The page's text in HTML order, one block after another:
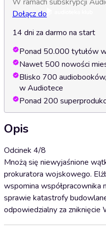
Dołącz do
14 dni za darmo na start
Ponad 50.000 tytułów
Nawet 500 nowości
Blisko 700
w Audiotece
Ponad 200
Opis
Odcinek 4/8
Mnożą się niewyjaśnione
prokuratora wojskowego.
wspomina współpracownika
sprawie katastrofy
odpowiedzialny za zniknięcie